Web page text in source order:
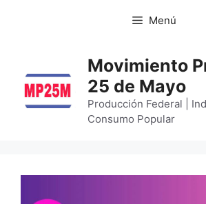
Menú
Movimiento
25 de Mayo
Producción Federal |
Consumo Popular